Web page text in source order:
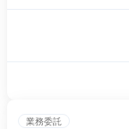
業務委託